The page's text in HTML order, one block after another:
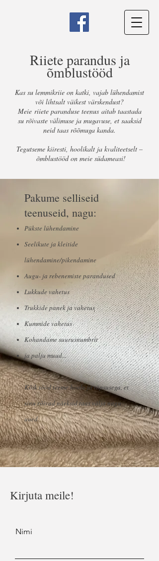
Riiete parandus ja
õmblustööd
Kas su lemmikriie on katki, vajab lühendamist
või lihtsalt väikest värskendust?
Meie riiete paranduse teenus aitab taastada
su rõivaste välimuse ja mugavuse, et saaksid
neid taas rõõmuga kanda.
Tegutseme kiiresti, hoolikalt ja kvaliteetselt –
õmblustööd on meie südameasi!
Pakume selliseid
teenuseid, nagu:
Pükste lühendamine
Seelikute ja kleitide
lühendamine/pikendamine
Augu- ja rebenemiste parandused
Lukkude vahetus
Trukkide panek ja vahetus
Kummide vahetus
Kohandame suurusnumbrit
ja palju muud...
Kõik tööd teeme hoole ja täpsusega, et
sinu rõivad näeksid taas välja nagu
uued.
Kirjuta meile!
Nimi